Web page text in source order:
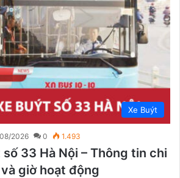
Xe Buýt
2026 0 1.493
33 Hà Nội – Thông tin chi
giờ hoạt động